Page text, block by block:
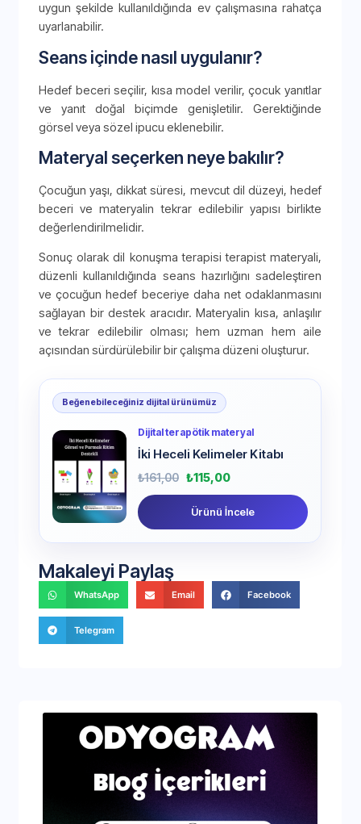
uygun şekilde kullanıldığında ev çalışmasına rahatça
uyarlanabilir.
Seans içinde nasıl uygulanır?
Hedef beceri seçilir, kısa model verilir, çocuk yanıtlar
ve yanıt doğal biçimde genişletilir. Gerektiğinde
görsel veya sözel ipucu eklenebilir.
Materyal seçerken neye bakılır?
Çocuğun yaşı, dikkat süresi, mevcut dil düzeyi, hedef
beceri ve materyalin tekrar edilebilir yapısı birlikte
değerlendirilmelidir.
Sonuç olarak dil konuşma terapisi terapist materyali,
düzenli kullanıldığında seans hazırlığını sadeleştiren
ve çocuğun hedef beceriye daha net odaklanmasını
sağlayan bir destek aracıdır. Materyalin kısa, anlaşılır
ve tekrar edilebilir olması; hem uzman hem aile
açısından sürdürülebilir bir çalışma düzeni oluşturur.
Beğenebileceğiniz dijital ürünümüz
Dijital terapötik materyal
İki Heceli Kelimeler Kitabı
₺161,00 ₺115,00
Ürünü İncele
Makaleyi Paylaş
WhatsApp Email Facebook
Telegram